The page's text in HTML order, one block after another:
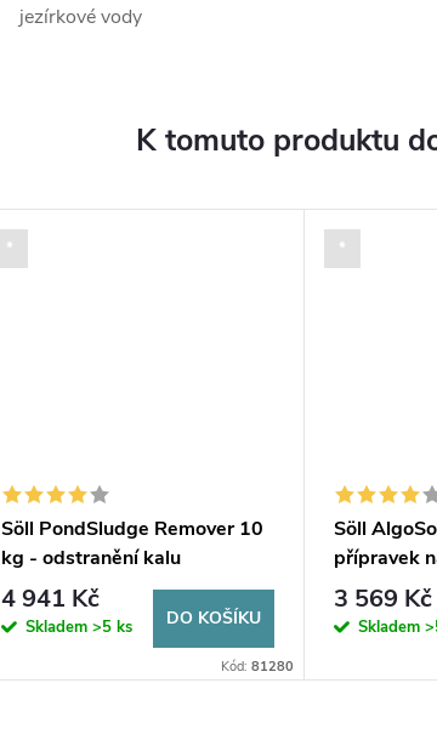
jezírkové vody
K tomuto produktu
*
Söll PondSludge Remover 10
kg - odstranění kalu
4 941 Kč
Skladem >5 ks DO KOŠÍKU
Kód: 81280
*
Söll
přípravek
3 569 Kč
Skladem